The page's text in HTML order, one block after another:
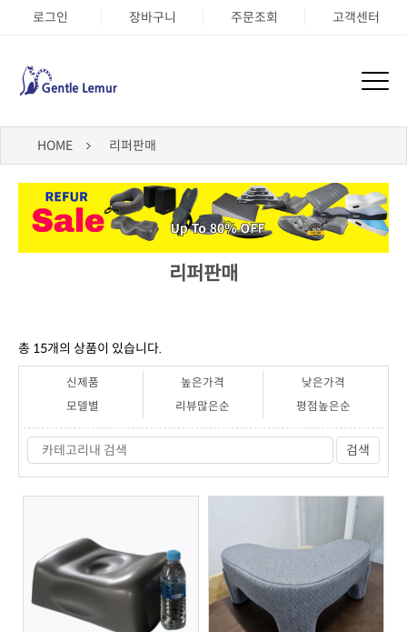
로그인 장바구니 주문조회 고객센터
HOME 리퍼판매
리퍼판매
총 15개의 상품이 있습니다.
신제품 높은가격
낮은가격
모델별
리뷰많은순 평점높은순
검색